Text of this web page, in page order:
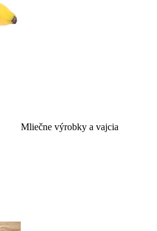
Mliečne výrobky a vajcia